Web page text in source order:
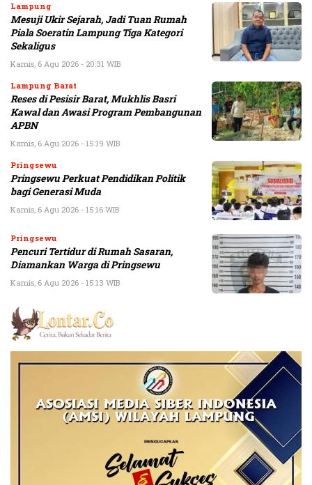
Lampung
Mesuji Ukir Sejarah, Jadi Tuan Rumah
Piala Soeratin Lampung Tiga Kategori
Sekaligus
Kamis, 6 Agu 2026 - 20:31 WIB
Lampung Barat
Reses di Pesisir Barat, Mukhlis Basri
Kawal dan Awasi Program Pembangunan
APBN
Kamis, 6 Agu 2026 - 15:19 WIB
Pringsewu
Pringsewu Perkuat Pendidikan Politik
bagi Generasi Muda
Kamis, 6 Agu 2026 - 15:16 WIB
Pringsewu
Pencuri Tertidur di Rumah Sasaran,
Diamankan Warga di Pringsewu
Kamis, 6 Agu 2026 - 15:13 WIB